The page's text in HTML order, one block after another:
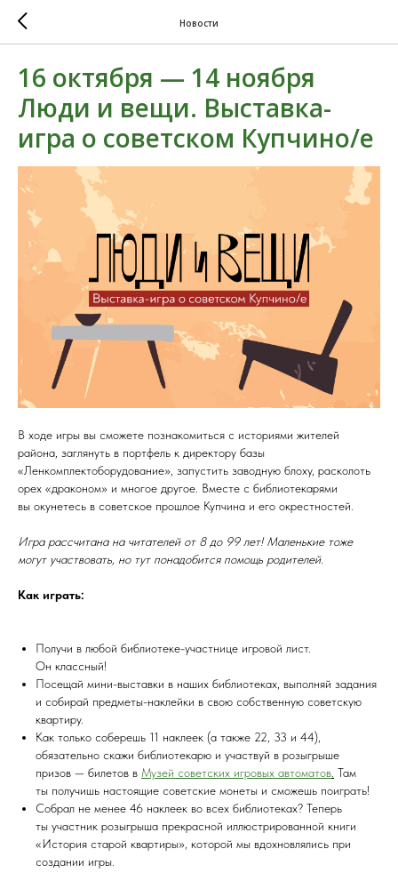
Новости
16 октября — 14 ноября
Люди и вещи. Выставка-
игра о советском Купчино/е
В ходе игры вы сможете познакомиться с историями жителей
района, заглянуть в портфель к директору базы
«Ленкомплектоборудование», запустить заводную блоху, расколоть
орех «драконом» и многое другое. Вместе с библиотекарями
вы окунетесь в советское прошлое Купчина и его окрестностей.
Игра рассчитана на читателей от 8 до 99 лет! Маленькие тоже
могут участвовать, но тут понадобится помощь родителей.
Как играть:
Получи в любой библиотеке-участнице игровой лист.
Он классный!
Посещай мини-выставки в наших библиотеках, выполняй задания
и собирай предметы-наклейки в свою собственную советскую
квартиру.
Как только соберешь 11 наклеек (а также 22, 33 и 44),
обязательно скажи библиотекарю и участвуй в розыгрыше
призов — билетов в Музей советских игровых автоматов Там
ты получишь настоящие советские монеты и сможешь поиграть!
Собрал не менее 46 наклеек во всех библиотеках? Теперь
ты участник розыгрыша прекрасной иллюстрированной книги
«История старой квартиры», которой мы вдохновлялись при
создании игры.